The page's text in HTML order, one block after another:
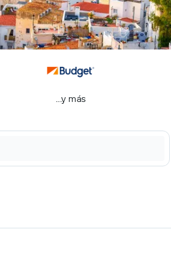
...y más